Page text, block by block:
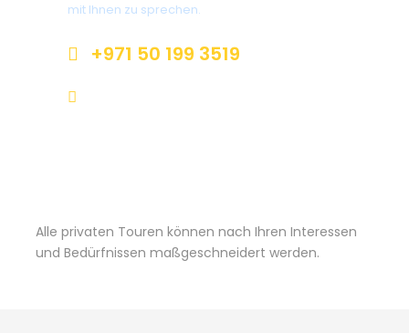
mit Ihnen zu sprechen.
+971 50 199 3519
Alle privaten Touren können nach Ihren Interessen
und Bedürfnissen maßgeschneidert werden.